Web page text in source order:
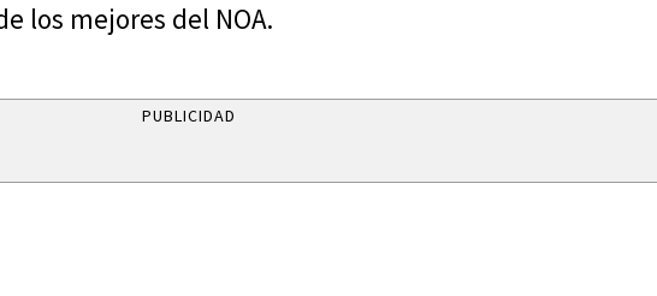
los mejores del NOA.
PUBLICIDAD